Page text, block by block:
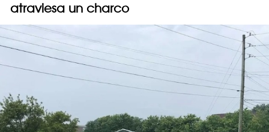
atraviesa un charco